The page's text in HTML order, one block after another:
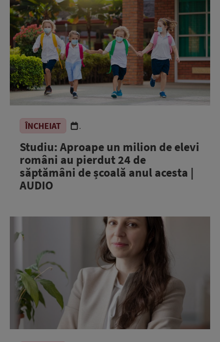
ÎNCHEIAT .
Studiu: Aproape un milion de elevi
români au pierdut 24 de
săptămâni de școală anul acesta |
AUDIO